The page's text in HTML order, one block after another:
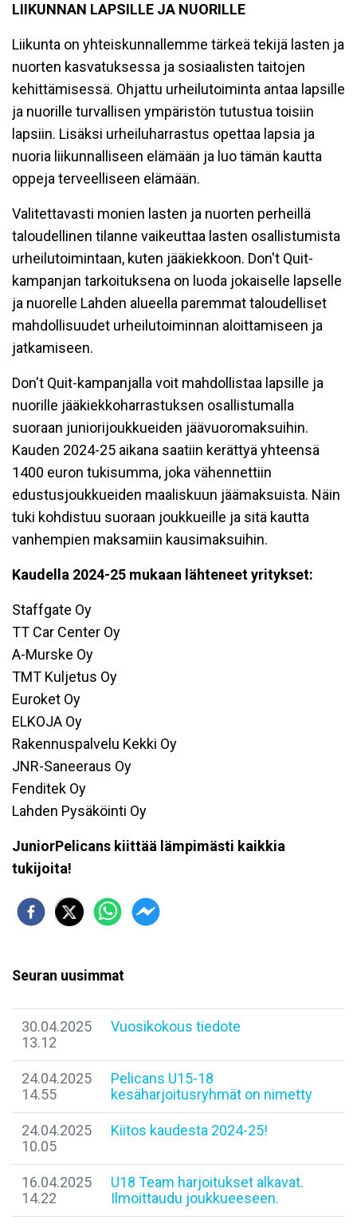
LIIKUNNAN LAPSILLE JA NUORILLE
Liikunta on yhteiskunnallemme tärkeä tekijä lasten ja
nuorten kasvatuksessa ja sosiaalisten taitojen
kehittämisessä. Ohjattu urheilutoiminta antaa lapsille
ja nuorille turvallisen ympäristön tutustua toisiin
lapsiin. Lisäksi urheiluharrastus opettaa lapsia ja
nuoria liikunnalliseen elämään ja luo tämän kautta
oppeja terveelliseen elämään.
Valitettavasti monien lasten ja nuorten perheillä
taloudellinen tilanne vaikeuttaa lasten osallistumista
urheilutoimintaan, kuten jääkiekkoon. Don't Quit-
kampanjan tarkoituksena on luoda jokaiselle lapselle
ja nuorelle Lahden alueella paremmat taloudelliset
mahdollisuudet urheilutoiminnan aloittamiseen ja
jatkamiseen.
Don't Quit-kampanjalla voit mahdollistaa lapsille ja
nuorille jääkiekkoharrastuksen osallistumalla
suoraan juniorijoukkueiden jäävuoromaksuihin.
Kauden 2024-25 aikana saatiin kerättyä yhteensä
1400 euron tukisumma, joka vähennettiin
edustusjoukkueiden maaliskuun jäämaksuista. Näin
tuki kohdistuu suoraan joukkueille ja sitä kautta
vanhempien maksamiin kausimaksuihin.
Kaudella 2024-25 mukaan lähteneet yritykset:
Staffgate Oy
TT Car Center Oy
A-Murske Oy
TMT Kuljetus Oy
Euroket Oy
ELKOJA Oy
Rakennuspalvelu Kekki Oy
JNR-Saneeraus Oy
Fenditek Oy
Lahden Pysäköinti Oy
JuniorPelicans kiittää lämpimästi kaikkia
tukijoita!
Seuran uusimmat
30.04.2025
13.12
Vuosikokous tiedote
24.04.2025
14.55
Pelicans U15-18
kesäharjoitusryhmät on nimetty
24.04.2025
10.05
​Kiitos kaudesta 2024-25!
16.04.2025
14.22
U18 Team harjoitukset alkavat.
Ilmoittaudu joukkueeseen.